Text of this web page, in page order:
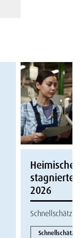
Heimische
stagnierte
2026